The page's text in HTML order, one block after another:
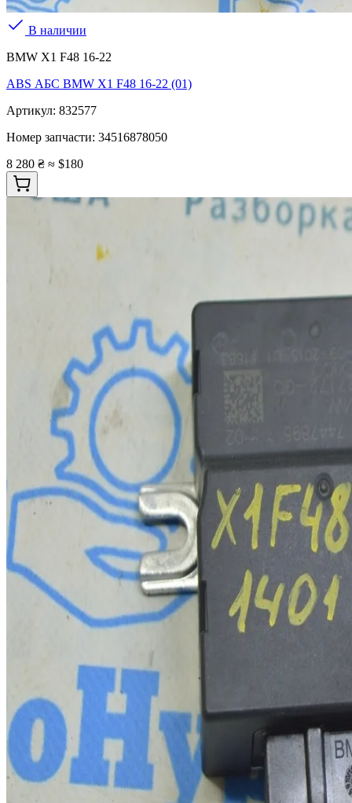
В наличии
BMW X1 F48 16-22
ABS АБС BMW X1 F48 16-22 (01)
Артикул: 832577
Номер запчасти: 34516878050
8 280 ₴ ≈ $180